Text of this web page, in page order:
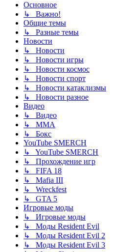
Основное
↳ Важно!
Общие темы
↳ Разные темы
Новости
↳ Новости
↳ Новости игры
↳ Новости космос
↳ Новости спорт
↳ Новости катаклизмы
↳ Новости разное
Видео
↳ Видео
↳ ММА
↳ Бокс
YouTube SMERCH
↳ YouTube SMERCH
↳ Прохождение игр
↳ FIFA 18
↳ Mafia III
↳ Wreckfest
↳ GTA 5
Игровые моды
↳ Игровые моды
↳ Моды Resident Evil
↳ Моды Resident Evil 2
↳ Моды Resident Evil 3